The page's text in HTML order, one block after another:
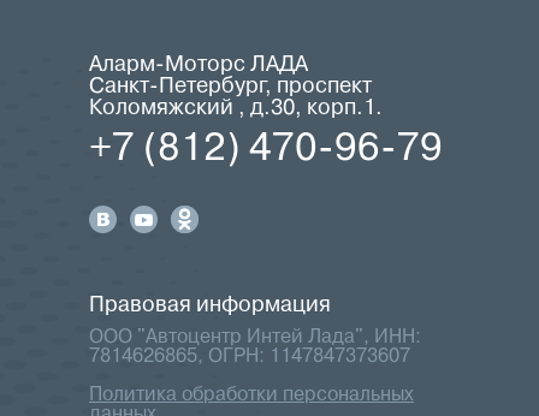
Аларм-Моторс ЛАДА
Санкт-Петербург, проспект
Коломяжский , д.30, корп.1.
+7 (812) 470-96-79
Правовая информация
ООО "Автоцентр Интей Лада", ИНН:
7814626865, ОГРН: 1147847373607
Политика обработки персональных